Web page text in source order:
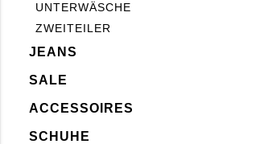
UNTERWÄSCHE
ZWEITEILER
JEANS
SALE
ACCESSOIRES
SCHUHE